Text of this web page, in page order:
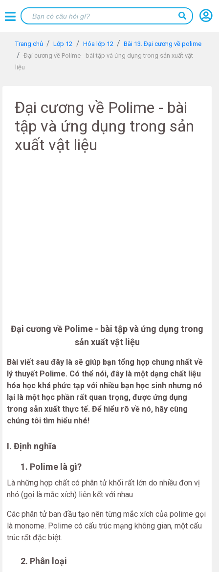
Trang chủ Lớp 12 Hóa lớp 12
Bài 13. Đại cương về polime
Đại cương về Polime - bài tập và ứng dụng trong sản xuất vật
liệu
Đại cương về Polime - bài
tập và ứng dụng trong sản
xuất vật liệu
Đại cương về Polime - bài tập và ứng dụng trong
sản xuất vật liệu
Bài viết sau đây là sẽ giúp bạn tổng hợp chung nhất về
lý thuyết Polime. Có thể nói, đây là một dạng chất liệu
hóa học khá phức tạp với nhiều bạn học sinh nhưng nó
lại là một học phần rất quan trọng, được ứng dụng
trong sản xuất thực tế. Để hiểu rõ về nó, hãy cùng
chúng tôi tìm hiểu nhé!
I. Định nghĩa
1. Polime là gì?
Là những hợp chất có phân tử khối rất lớn do nhiều đơn vị
nhỏ (gọi là mắc xích) liên kết với nhau
Các phân tử ban đầu tạo nên từng mắc xích của polime gọi
là monome. Polime có cấu trúc mạng không gian, một cấu
trúc rất đặc biệt.
2. Phân loại